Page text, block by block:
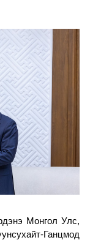
Монгол Улс,
Ганцмод